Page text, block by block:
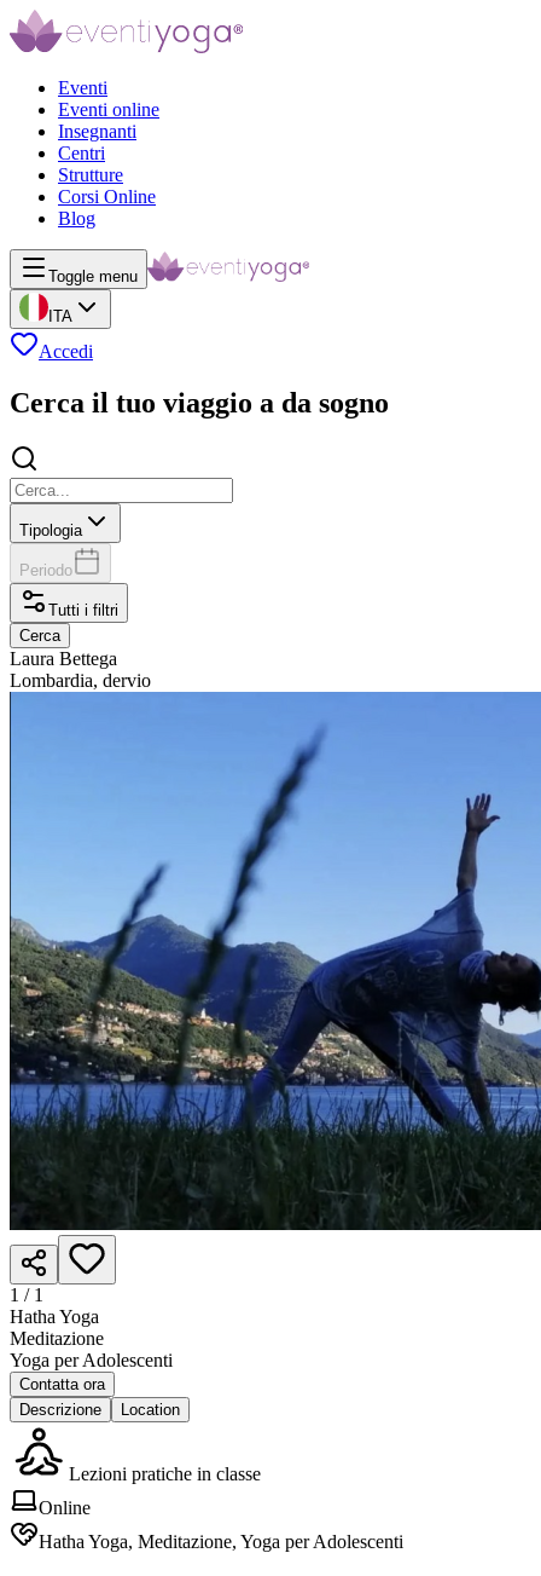
Eventi
Eventi online
Insegnanti
Centri
Strutture
Corsi Online
Blog
Toggle menu
ITA
Accedi
Cerca il tuo viaggio a da sogno
Tipologia
Periodo
Tutti i filtri
Cerca
Laura Bettega
Lombardia, dervio
1 / 1
Hatha Yoga
Meditazione
Yoga per Adolescenti
Contatta ora
Descrizione
Location
Lezioni pratiche in classe
Online
Hatha Yoga, Meditazione, Yoga per Adolescenti